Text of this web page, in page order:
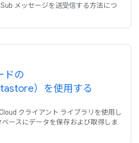
メッセージを送受信する方法につ
ドの
）を使用する
クライアント ライブラリを使用し
ースにデータを保存および取得しま